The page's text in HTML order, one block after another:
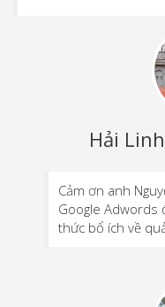
Hải
Cảm ơn anh
Google Adwords
thức bổ ích về